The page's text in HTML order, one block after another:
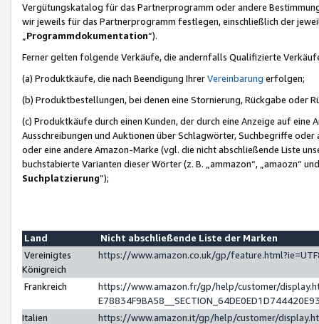
Vergütungskatalog für das Partnerprogramm oder andere
wir jeweils für das Partnerprogramm festlegen, einschließlich der
Programmdokumentation“).
Ferner gelten folgende Verkäufe, die andernfalls Qualifizierte
(a) Produktkäufe, die nach Beendigung IhrerVereinbarung erfolgen;
(b) Produktbestellungen, bei denen eine Stornierung, Rückgabe oder
(c) Produktkäufe durch einen Kunden, der durch eine Anzeige auf
Ausschreibungen und Auktionen über Schlagwörter, Suchbegriffe
oder eine andere Amazon-Marke (vgl. die nicht abschließende Liste
buchstabierte Varianten dieser Wörter (z. B. „ammazon“, „amaozn“
Suchplatzierung”);
Land
Nicht abschließende Liste der Marken
Vereinigtes
Königreich
https://www.amazon.co.uk/gp/
Frankreich
https://www.amazon.fr/gp/help/customer/
Italien
https://www.amazon.it/gp/help/customer/